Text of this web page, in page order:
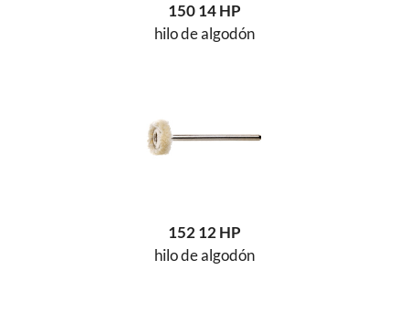
150 14 HP
hilo de algodón
152 12 HP
hilo de algodón